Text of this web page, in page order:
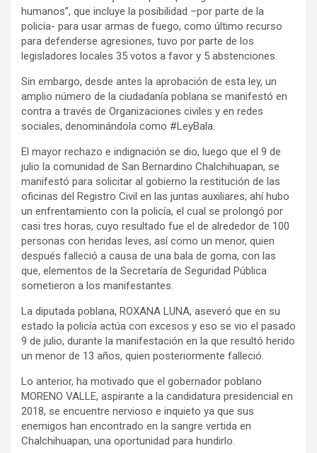
humanos”, que incluye la posibilidad –por parte de la
policía- para usar armas de fuego, como último recurso
para defenderse agresiones, tuvo por parte de los
legisladores locales 35 votos a favor y 5 abstenciones.
Sin embargo, desde antes la aprobación de esta ley, un
amplio número de la ciudadanía poblana se manifestó en
contra a través de Organizaciones civiles y en redes
sociales, denominándola como #LeyBala.
El mayor rechazo e indignación se dio, luego que el 9 de
julio la comunidad de San Bernardino Chalchihuapan, se
manifestó para solicitar al gobierno la restitución de las
oficinas del Registro Civil en las juntas auxiliares; ahí hubo
un enfrentamiento con la policía, el cual se prolongó por
casi tres horas, cuyo resultado fue el de alrededor de 100
personas con heridas leves, así como un menor, quien
después falleció a causa de una bala de goma, con las
que, elementos de la Secretaría de Seguridad Pública
sometieron a los manifestantes.
La diputada poblana, ROXANA LUNA, aseveró que en su
estado la policía actúa con excesos y eso se vio el pasado
9 de julio, durante la manifestación en la que resultó herido
un menor de 13 años, quien posteriormente falleció.
Lo anterior, ha motivado que el gobernador poblano
MORENO VALLE, aspirante a la candidatura presidencial en
2018, se encuentre nervioso e inquieto ya que sus
enemigos han encontrado en la sangre vertida en
Chalchihuapan, una oportunidad para hundirlo.